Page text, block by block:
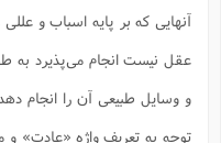
آنهایی که بر پایه اسباب و
عقل نیست انجام می‌پذیرد به
و وسایل طبیعی آن‌ را انجام
توجه به تعریف واژه «عادت» و